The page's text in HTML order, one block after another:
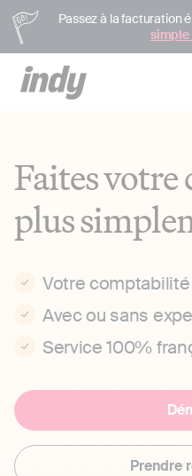
Passez à la facturation
simple
Faites
plus
Votre
Avec ou sans
Service 100%
Prendre